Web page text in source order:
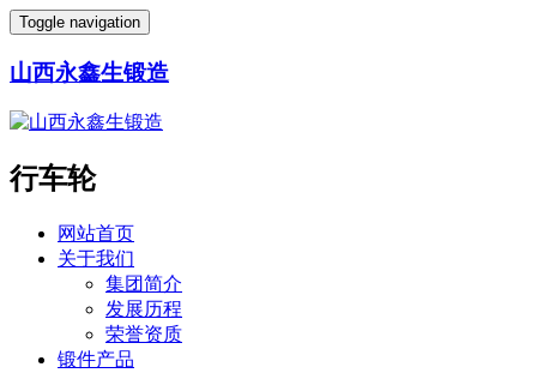
Toggle navigation
山西永鑫生锻造
行车轮
网站首页
关于我们
集团简介
发展历程
荣誉资质
锻件产品